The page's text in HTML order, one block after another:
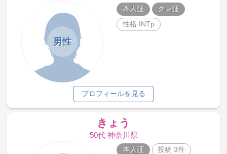
男性
本人証
クレ証
性格 INTp
プロフィールを見る
きょう
50代 神奈川県
本人証
投稿 3件